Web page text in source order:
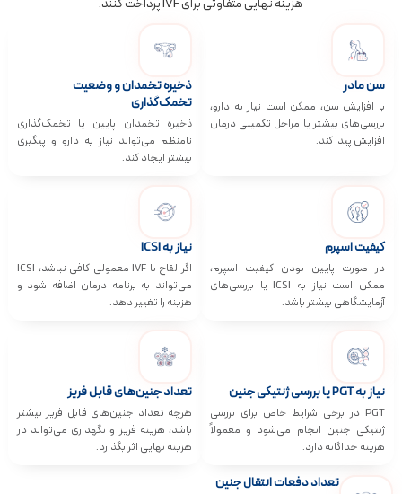
سن مادر
با افزایش سن، ممکن است نیاز به دارو،
بررسی‌های بیشتر یا مراحل تکمیلی درمان
افزایش پیدا کند.
ذخیره تخمدان و وضعیت
تخمک‌گذاری
ذخیره تخمدان پایین یا تخمک‌گذاری
نامنظم می‌تواند نیاز به دارو و پیگیری
بیشتر ایجاد کند.
کیفیت اسپرم
در صورت پایین بودن کیفیت اسپرم،
ممکن است نیاز به ICSI یا بررسی‌های
آزمایشگاهی بیشتر باشد.
نیاز به ICSI
اگر لقاح با IVF معمولی کافی نباشد، ICSI
می‌تواند به برنامه درمان اضافه شود و
هزینه را تغییر دهد.
نیاز به PGT یا بررسی ژنتیکی جنین
PGT در برخی شرایط خاص برای بررسی
ژنتیکی جنین انجام می‌شود و معمولاً
هزینه جداگانه دارد.
تعداد جنین‌های قابل فریز
هرچه تعداد جنین‌های قابل فریز بیشتر
باشد، هزینه فریز و نگهداری می‌تواند در
هزینه نهایی اثر بگذارد.
تعداد دفعات انتقال جنین